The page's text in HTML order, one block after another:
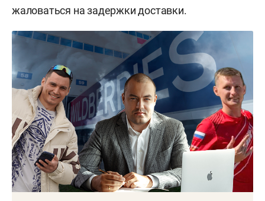
жаловаться на задержки доставки.